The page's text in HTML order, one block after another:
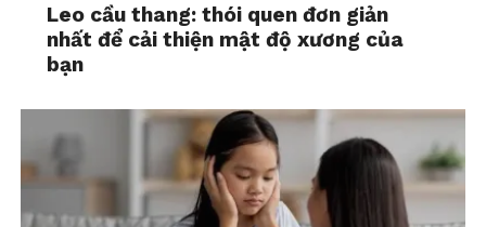
Leo cầu thang: thói quen đơn giản
nhất để cải thiện mật độ xương của
bạn